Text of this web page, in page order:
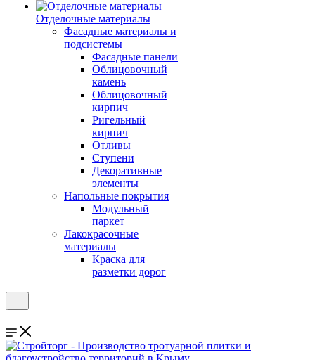
Отделочные материалы
Фасадные материалы и
подсистемы
Фасадные панели
Облицовочный
камень
Облицовочный
кирпич
Ригельный
кирпич
Отливы
Ступени
Декоративные
элементы
Напольные покрытия
Модульный
паркет
Лакокрасочные
материалы
Краска для
разметки дорог